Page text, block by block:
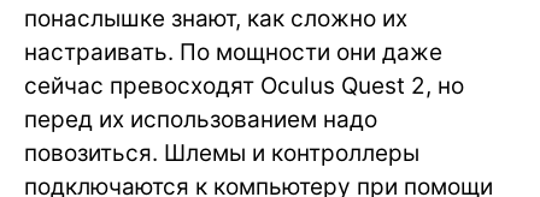
понаслышке знают, как сложно их
настраивать. По мощности они даже
сейчас превосходят Oculus Quest 2, но
перед их использованием надо
повозиться. Шлемы и контроллеры
подключаются к компьютеру при помощи